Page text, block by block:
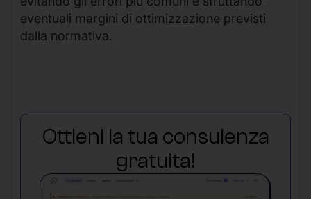
eventuali margini di ottimizzazione previsti
dalla normativa.
Ottieni la tua consulenza
gratuita!